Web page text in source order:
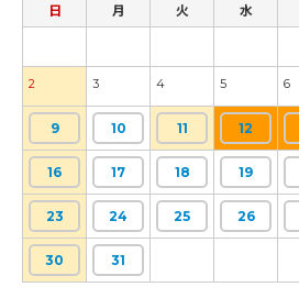
日 月 火 水
2 3 4 5 6
9 10 11 12
16 17 18 19
23 24 25 26
30 31